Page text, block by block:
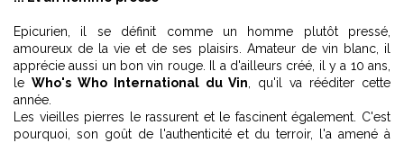
Epicurien, il se définit comme un homme plutôt pressé,
amoureux de la vie et de ses plaisirs. Amateur de vin blanc, il
apprécie aussi un bon vin rouge. Il a d'ailleurs créé, il y a 10 ans,
le Who's Who International du Vin , qu'il va rééditer cette
année.
Les vieilles pierres le rassurent et le fascinent également. C'est
pourquoi, son goût de l'authenticité et du terroir, l'a amené à